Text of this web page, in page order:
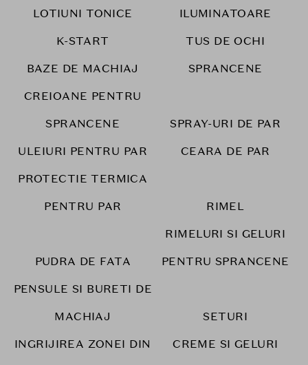
LOTIUNI TONICE
ILUMINATOARE
K-START
TUS DE OCHI
BAZE DE MACHIAJ
SPRANCENE
CREIOANE PENTRU
SPRANCENE
SPRAY-URI DE PAR
ULEIURI PENTRU PAR
CEARA DE PAR
PROTECTIE TERMICA
PENTRU PAR
RIMEL
PUDRA DE FATA
RIMELURI SI GELURI
PENTRU SPRANCENE
PENSULE SI BURETI DE
MACHIAJ
SETURI
INGRIJIREA ZONEI DIN
CREME SI GELURI